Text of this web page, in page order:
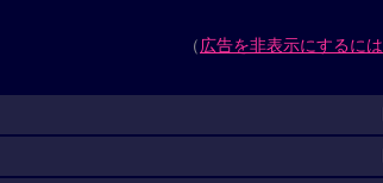
（広告を非表示にするには